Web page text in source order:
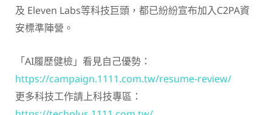
及 Eleven Labs等科技巨頭，都已紛紛宣布加入C2PA資
安標準陣營。
「AI履歷健檢」看見自己優勢：
https://campaign.1111.com.tw/resume-review/
更多科技工作請上科技專區：